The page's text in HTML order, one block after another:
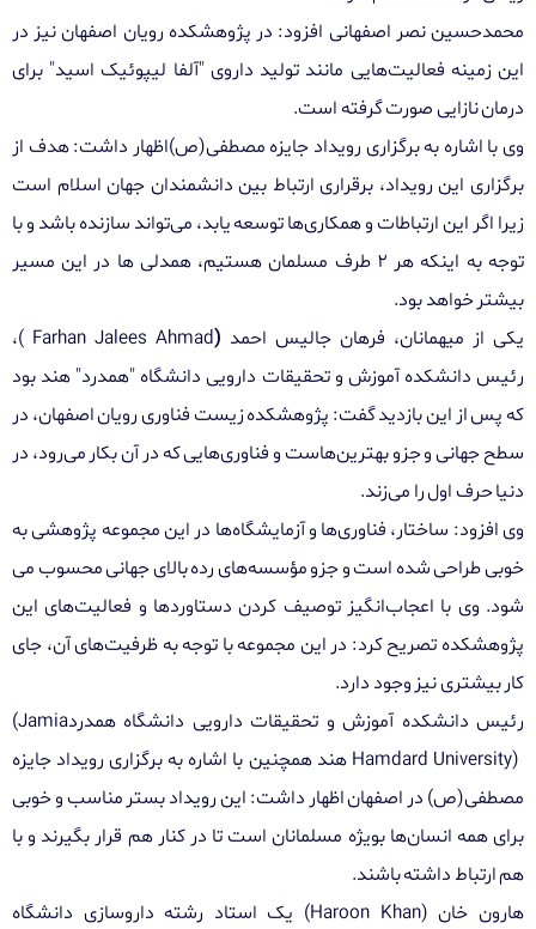
محمدحسین نصر اصفهانی افزود: در پژوهشکده رویان اصفهان نیز در
این زمینه فعالیت‌هایی مانند تولید داروی "آلفا لیپوئیک اسید" برای
درمان نازایی صورت گرفته است.
وی با اشاره به برگزاری رویداد جایزه مصطفی(ص)اظهار داشت: هدف از
برگزاری این رویداد، برقراری ارتباط بین دانشمندان جهان اسلام است
زیرا اگر این ارتباطات و همکاری‌ها توسعه یابد، می‌تواند سازنده باشد و با
توجه به اینکه هر ۲ طرف مسلمان هستیم، همدلی ها در این مسیر
بیشتر خواهد بود.
یکی از میهمانان، فرهان جالیس احمد (
Farhan Jalees Ahmad )،
رئیس دانشکده آموزش و تحقیقات دارویی دانشگاه "همدرد" هند بود
که پس از این بازدید گفت: پژوهشکده زیست فناوری رویان اصفهان، در
سطح جهانی و جزو بهترین‌هاست و فناوری‌هایی که در آن بکار می‌رود، در
دنیا حرف اول را می‌زند.
وی افزود: ساختار، فناوری‌ها و آزمایشگاه‌ها در این مجموعه پژوهشی به
خوبی طراحی شده است و جزو مؤسسه‌های رده بالای جهانی محسوب می
شود. وی با اعجاب‌انگیز توصیف کردن دستاوردها و فعالیت‌های این
پژوهشکده تصریح کرد: در این مجموعه با توجه به ظرفیت‌های آن، جای
کار بیشتری نیز وجود دارد.
رئیس دانشکده آموزش و تحقیقات دارویی دانشگاه همدرد(Jamia
Hamdard University) هند همچنین با اشاره به برگزاری رویداد جایزه
مصطفی(ص) در اصفهان اظهار داشت: این رویداد بستر مناسب و خوبی
برای همه انسان‌ها بویژه مسلمانان است تا در کنار هم قرار بگیرند و با
هم ارتباط داشته باشند.
هارون خان (Haroon Khan) یک استاد رشته داروسازی دانشگاه